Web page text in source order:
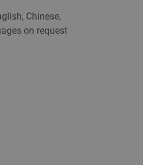
Chinese,
on request